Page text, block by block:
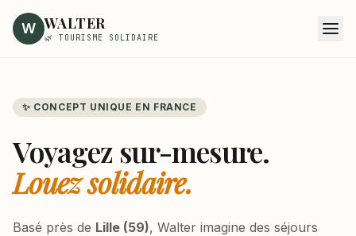
W WALTER
🌿 TOURISME SOLIDAIRE
✨ CONCEPT UNIQUE EN FRANCE
Voyagez sur-mesure.
Louez solidaire.
Basé près de Lille (59), Walter imagine des séjours